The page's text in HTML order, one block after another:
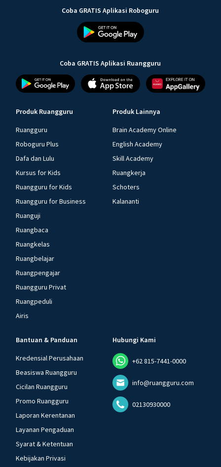
Coba GRATIS Aplikasi Roboguru
Coba GRATIS Aplikasi Ruangguru
Produk Ruangguru
Ruangguru
Roboguru Plus
Dafa dan Lulu
Kursus for Kids
Ruangguru for Kids
Ruangguru for Business
Ruanguji
Ruangbaca
Ruangkelas
Ruangbelajar
Ruangpengajar
Ruangguru Privat
Ruangpeduli
Airis
Produk Lainnya
Brain Academy Online
English Academy
Skill Academy
Ruangkerja
Schoters
Kalananti
Bantuan & Panduan
Kredensial Perusahaan
Beasiswa Ruangguru
Cicilan Ruangguru
Promo Ruangguru
Laporan Kerentanan
Layanan Pengaduan
Syarat & Ketentuan
Kebijakan Privasi
Hubungi Kami
+62 815-7441-0000
info@ruangguru.com
02130930000